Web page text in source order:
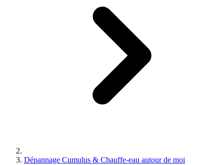
Dépannage Cumulus & Chauffe-eau autour de moi